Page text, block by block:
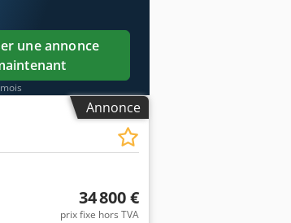
une annonce
Annonce
34 800 €
prix fixe hors TVA